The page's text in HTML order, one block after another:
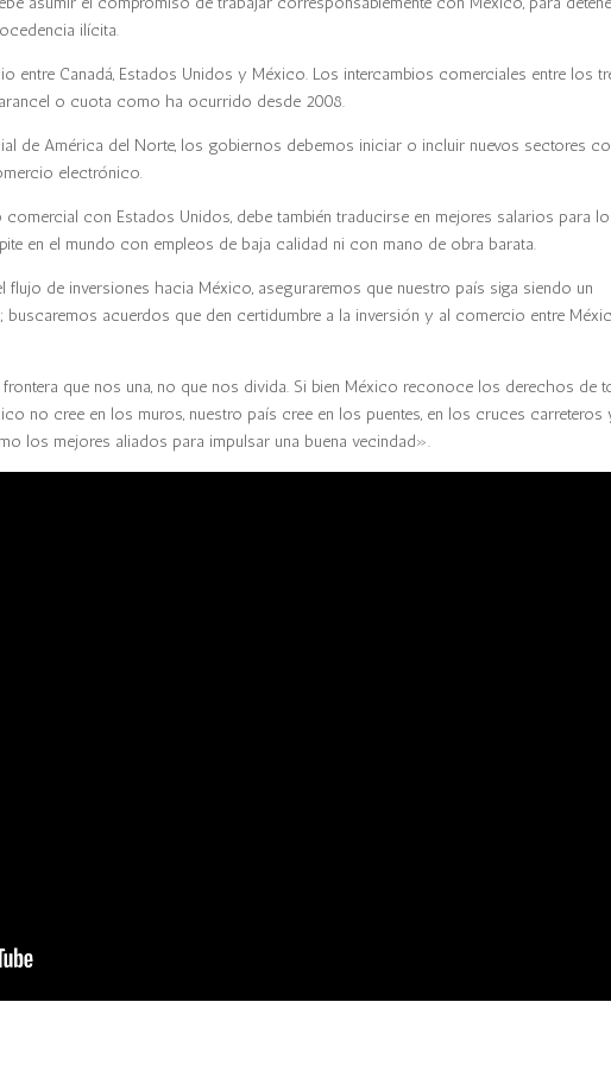
ilícita.
entre Canadá, Estados Unidos y México. Los intercambios comerciales entre los
o cuota como ha ocurrido desde 2008.
de América del Norte, los gobiernos debemos iniciar o incluir nuevos sectores
electrónico.
comercial con Estados Unidos, debe también traducirse en mejores salarios para
en el mundo con empleos de baja calidad ni con mano de obra barata.
flujo de inversiones hacia México, aseguraremos que nuestro país siga siendo un
acuerdos que den certidumbre a la inversión y al comercio entre
que nos una, no que nos divida. Si bien México reconoce los derechos de
no cree en los muros, nuestro país cree en los puentes, en los cruces carreteros
los mejores aliados para impulsar una buena vecindad».